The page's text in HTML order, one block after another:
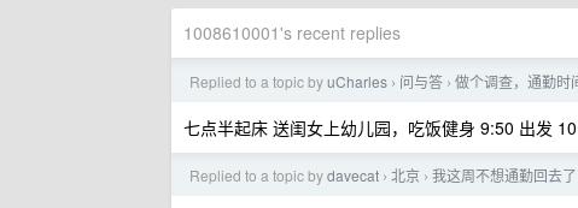
1008610001's recent replies
Replied to a topic byuCharles › 问与答 › 做个调查，通勤时
七点半起床 送闺女上幼儿园，吃饭健身 9:50 出发
Replied to a topic bydavecat › 北京 › 我这周不想通勤回去